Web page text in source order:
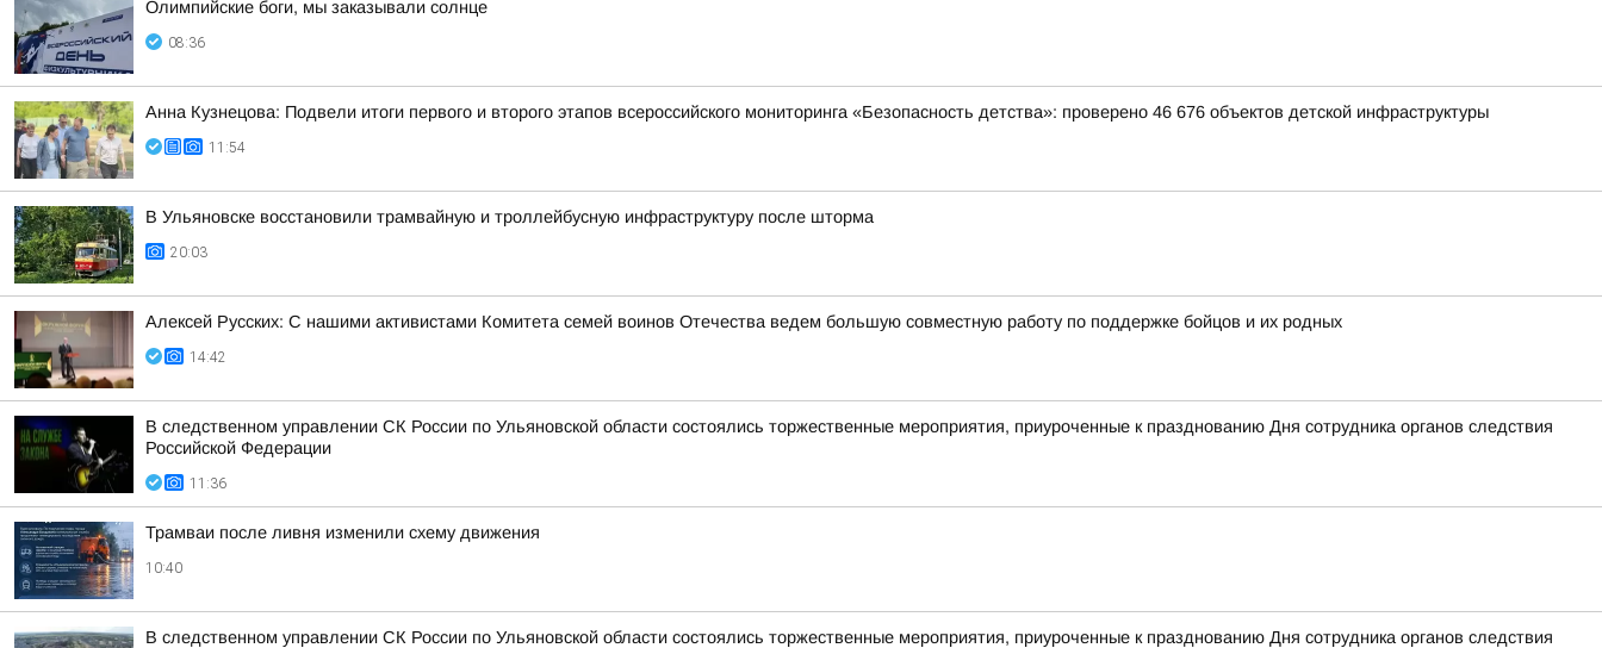
Олимпийские боги, мы заказывали солнце
08:36
Анна Кузнецова: Подвели итоги первого и второго этапов всероссийского мониторинга «Безопасность детства»: проверено 46 676 объектов детской инфраструктуры
11:54
В Ульяновске восстановили трамвайную и троллейбусную инфраструктуру после шторма
20:03
Алексей Русских: С нашими активистами Комитета семей воинов Отечества ведем большую совместную работу по поддержке бойцов и их родных
14:42
В следственном управлении СК России по Ульяновской области состоялись торжественные мероприятия, приуроченные к празднованию Дня сотрудника органов следствия
Российской Федерации
11:36
Трамваи после ливня изменили схему движения
10:40
В следственном управлении СК России по Ульяновской области состоялись торжественные мероприятия, приуроченные к празднованию Дня сотрудника органов следствия